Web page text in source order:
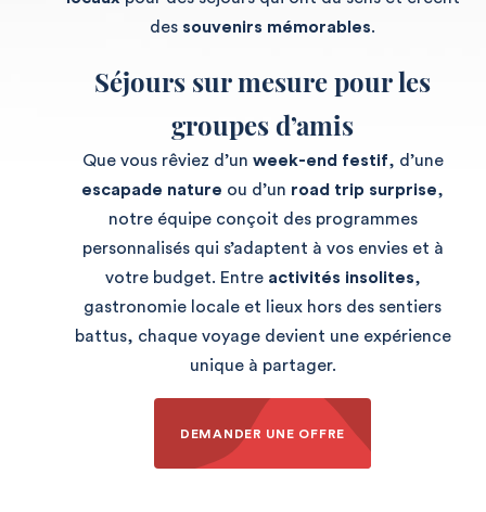
des souvenirs mémorables.
Séjours sur mesure pour les
groupes d’amis
Que vous rêviez d’un week-end festif, d’une
escapade nature ou d’un road trip surprise,
notre équipe conçoit des programmes
personnalisés qui s’adaptent à vos envies et à
votre budget. Entre activités insolites,
gastronomie locale et lieux hors des sentiers
battus, chaque voyage devient une expérience
unique à partager.
DEMANDER UNE OFFRE